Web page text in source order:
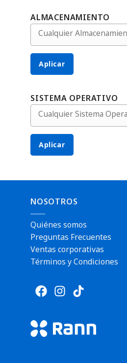
ALMACENAMIENTO
Aplicar
SISTEMA OPERATIVO
Aplicar
NOSOTROS
Quiénes somos
Preguntas Frecuentes
Ventas corporativas
Términos y Condiciones